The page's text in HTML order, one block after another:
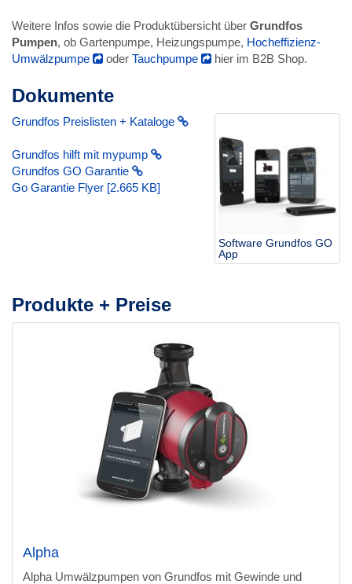
Weitere Infos sowie die Produktübersicht über Grundfos
Pumpen, ob Gartenpumpe, Heizungspumpe, Hocheffizienz-
Umwälzpumpe
oder Tauchpumpe hier im B2B Shop.
Dokumente
Software Grundfos GO
App
Grundfos Preislisten + Kataloge
Grundfos hilft mit mypump
Grundfos GO Garantie
Go Garantie Flyer [2.665 KB]
Produkte + Preise
Alpha
Alpha Umwälzpumpen von Grundfos mit Gewinde und